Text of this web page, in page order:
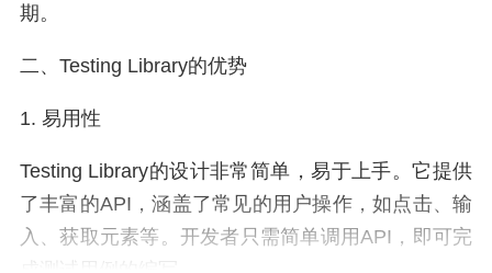
期。
二、Testing Library的优势
1. 易用性
Testing Library的设计非常简单，易于上手。它提供
了丰富的API，涵盖了常见的用户操作，如点击、输
入、获取元素等。开发者只需简单调用API，即可完